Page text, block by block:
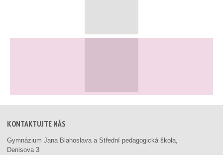
KONTAKTUJTE NÁS
Gymnázium Jana Blahoslava a Střední pedagogická škola,
Denisova 3